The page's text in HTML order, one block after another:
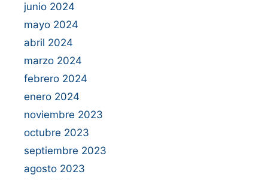
junio 2024
mayo 2024
abril 2024
marzo 2024
febrero 2024
enero 2024
noviembre 2023
octubre 2023
septiembre 2023
agosto 2023